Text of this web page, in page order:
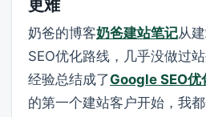
更难
奶爸的博客奶爸建站笔记从
SEO优化路线，几乎没做过
经验总结成了Google SEO优
的第一个建站客户开始，我